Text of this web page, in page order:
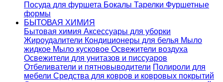
Посуда для фуршета Бокалы Тарелки Фуршетные
формы
БЫТОВАЯ ХИМИЯ
Бытовая химия Аксессуары для уборки
Жироудалители Кондиционеры для белья Мыло
жидкое Мыло кусковое Освежители воздуха
Освежители для унитазов и писсуаров
Отбеливатели и пятновыводители Полироли для
мебели Средства для ковров и ковровых покрытий